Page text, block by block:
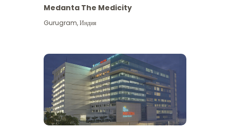
Medanta The Medicity
Gurugram,Индия